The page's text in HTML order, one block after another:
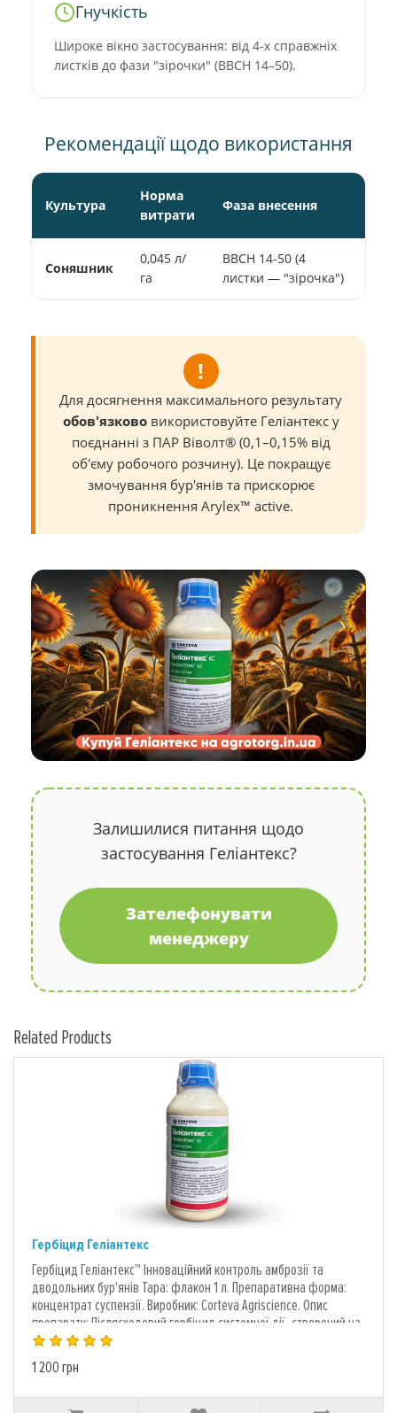
Гнучкість
Широке вікно застосування: від 4-х справжніх
листків до фази "зірочки" (BBCH 14–50).
Рекомендації щодо використання
Культура
Норма
витрати
Фаза внесення
Соняшник
0,045 л/
га
BBCH 14-50 (4
листки — "зірочка")
!
Для досягнення максимального результату
обов'язкововикористовуйте Геліантекс у
поєднанні з ПАР Віволт® (0,1–0,15% від
об'єму робочого розчину). Це покращує
змочування бур'янів та прискорює
проникнення Arylex™ active.
Залишилися питання щодо
застосування Геліантекс?
Зателефонувати
менеджеру
Related Products
Гербіцид Геліантекс
Гербіцид Геліантекс™ Інноваційний контроль амброзії та
дводольних бур'янів Тара: флакон 1 л. Препаративна форма:
концентрат суспензії. Виробник: Corteva Agriscience. Опис
препарату: Післясходовий гербіцид системної дії, створений на
основі молекули Arylex™ Аctiv. Це унікальне рішення для
соняшнику, що дозволяє контролювати широкий спектр
бур'янів незалежно від технології вирощування (Класична,
СУМО/Express, Clearfield). Склад та механізм дії: Діюча речовина:
1 200 грн